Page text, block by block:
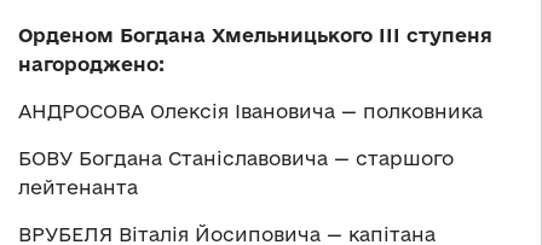
Орденом Богдана Хмельницького ІІІ ступеня
нагороджено:
АНДРОСОВА Олексія Івановича — полковника
БОВУ Богдана Станіславовича — старшого
лейтенанта
ВРУБЕЛЯ Віталія Йосиповича — капітана